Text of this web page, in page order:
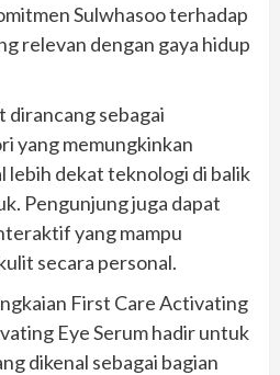
Sulwhasoo terhadap
relevan dengan gaya hidup
sebagai
yang memungkinkan
lebih dekat teknologi di balik
Pengunjung juga dapat
yang mampu
secara personal.
First Care Activating
Eye Serum hadir untuk
dikenal sebagai bagian